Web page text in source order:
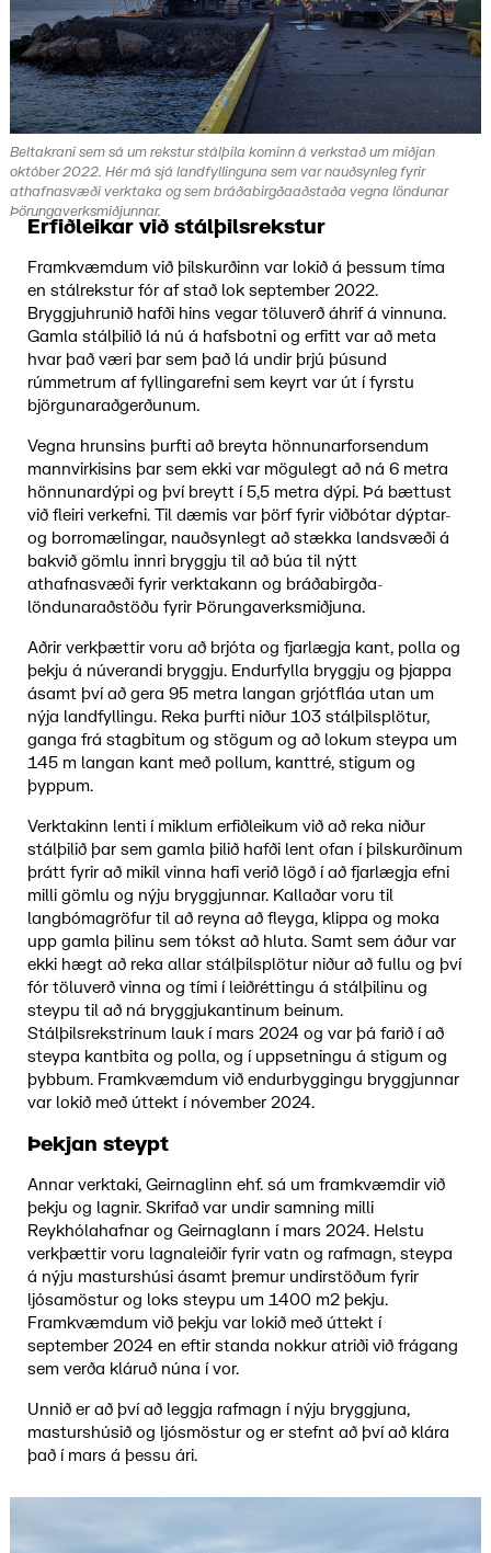
Beltakrani sem sá um rekstur stálþila kominn á verkstað um miðjan
október 2022. Hér má sjá landfyllinguna sem var nauðsynleg fyrir
athafnasvæði verktaka og sem bráðabirgðaaðstaða vegna löndunar
Þörungaverksmiðjunnar.
Erfiðleikar við stálþilsrekstur
Framkvæmdum við þilskurðinn var lokið á þessum tíma
en stálrekstur fór af stað lok september 2022.
Bryggjuhrunið hafði hins vegar töluverð áhrif á vinnuna.
Gamla stálþilið lá nú á hafsbotni og erfitt var að meta
hvar það væri þar sem það lá undir þrjú þúsund
rúmmetrum af fyllingarefni sem keyrt var út í fyrstu
björgunaraðgerðunum.
Vegna hrunsins þurfti að breyta hönnunarforsendum
mannvirkisins þar sem ekki var mögulegt að ná 6 metra
hönnunardýpi og því breytt í 5,5 metra dýpi. Þá bættust
við fleiri verkefni. Til dæmis var þörf fyrir viðbótar dýptar-
og borromælingar, nauðsynlegt að stækka landsvæði á
bakvið gömlu innri bryggju til að búa til nýtt
athafnasvæði fyrir verktakann og bráðabirgða-
löndunaraðstöðu fyrir Þörungaverksmiðjuna.
Aðrir verkþættir voru að brjóta og fjarlægja kant, polla og
þekju á núverandi bryggju. Endurfylla bryggju og þjappa
ásamt því að gera 95 metra langan grjótfláa utan um
nýja landfyllingu. Reka þurfti niður 103 stálþilsplötur,
ganga frá stagbitum og stögum og að lokum steypa um
145 m langan kant með pollum, kanttré, stigum og
þyppum.
Verktakinn lenti í miklum erfiðleikum við að reka niður
stálþilið þar sem gamla þilið hafði lent ofan í þilskurðinum
þrátt fyrir að mikil vinna hafi verið lögð í að fjarlægja efni
milli gömlu og nýju bryggjunnar. Kallaðar voru til
langbómagröfur til að reyna að fleyga, klippa og moka
upp gamla þilinu sem tókst að hluta. Samt sem áður var
ekki hægt að reka allar stálþilsplötur niður að fullu og því
fór töluverð vinna og tími í leiðréttingu á stálþilinu og
steypu til að ná bryggjukantinum beinum.
Stálþilsrekstrinum lauk í mars 2024 og var þá farið í að
steypa kantbita og polla, og í uppsetningu á stigum og
þybbum. Framkvæmdum við endurbyggingu bryggjunnar
var lokið með úttekt í nóvember 2024.
Þekjan steypt
Annar verktaki, Geirnaglinn ehf. sá um framkvæmdir við
þekju og lagnir. Skrifað var undir samning milli
Reykhólahafnar og Geirnaglann í mars 2024. Helstu
verkþættir voru lagnaleiðir fyrir vatn og rafmagn, steypa
á nýju masturshúsi ásamt þremur undirstöðum fyrir
ljósamöstur og loks steypu um 1400 m2 þekju.
Framkvæmdum við þekju var lokið með úttekt í
september 2024 en eftir standa nokkur atriði við frágang
sem verða kláruð núna í vor.
Unnið er að því að leggja rafmagn í nýju bryggjuna,
masturshúsið og ljósmöstur og er stefnt að því að klára
það í mars á þessu ári.